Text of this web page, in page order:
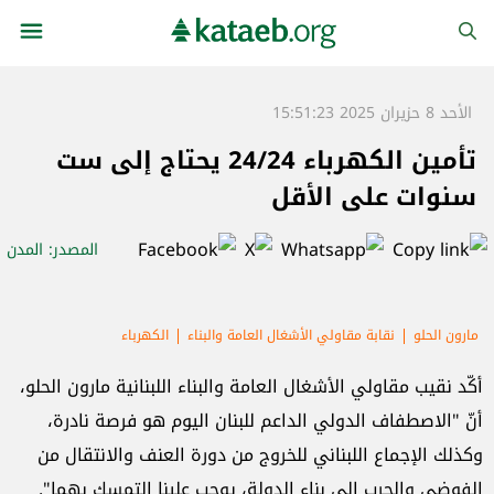
الأحد 8 حزيران 2025 15:51:23
تأمين الكهرباء 24/24 يحتاج إلى ست
سنوات على الأقل
المصدر: المدن
مارون الحلو نقابة مقاولي الأشغال العامة والبناء
الكهرباء
أكّد نقيب مقاولي الأشغال العامة والبناء اللبنانية مارون الحلو،
أنّ "الاصطفاف الدولي الداعم للبنان اليوم هو فرصة نادرة،
وكذلك الإجماع اللبناني للخروج من دورة العنف والانتقال من